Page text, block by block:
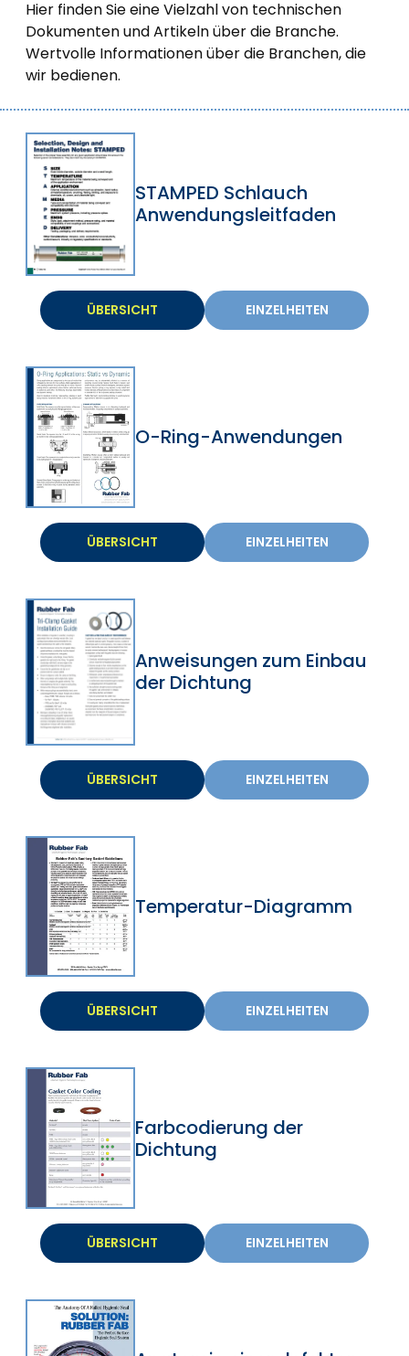
Hier finden Sie eine Vielzahl von technischen
Dokumenten und Artikeln über die Branche.
Wertvolle Informationen über die Branchen, die
wir bedienen.
STAMPED Schlauch
Anwendungsleitfaden
ÜBERSICHT EINZELHEITEN
O-Ring-Anwendungen
ÜBERSICHT EINZELHEITEN
Anweisungen zum Einbau
der Dichtung
ÜBERSICHT EINZELHEITEN
Temperatur-Diagramm
ÜBERSICHT EINZELHEITEN
Farbcodierung der
Dichtung
ÜBERSICHT EINZELHEITEN